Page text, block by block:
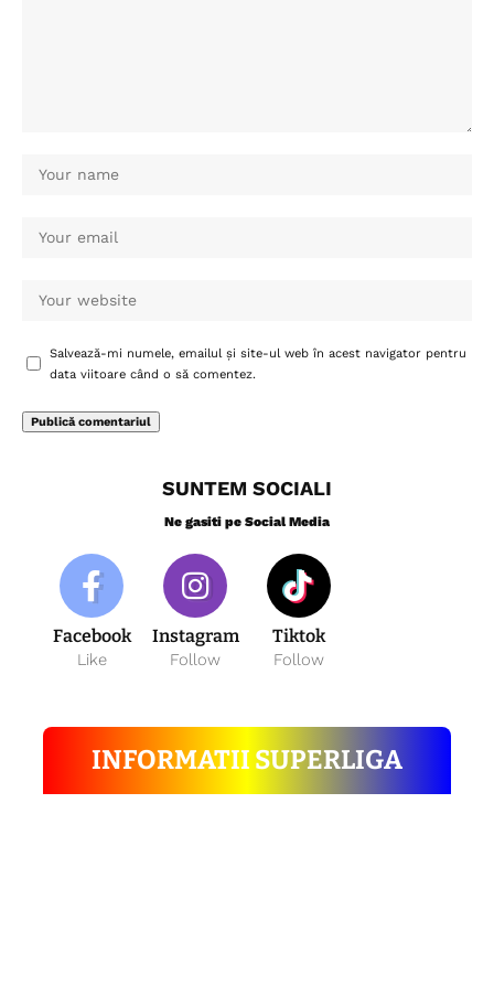
Salvează-mi numele, emailul și site-ul web în acest navigator pentru
data viitoare când o să comentez.
SUNTEM SOCIALI
Ne gasiti pe Social Media
Facebook
Like
Instagram
Follow
Tiktok
Follow
INFORMATII SUPERLIGA